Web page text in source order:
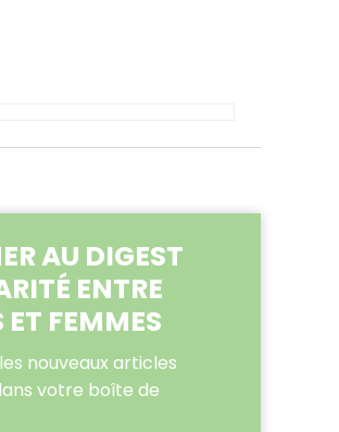
AU DIGEST
ENTRE
FEMMES
nouveaux articles
votre boîte de